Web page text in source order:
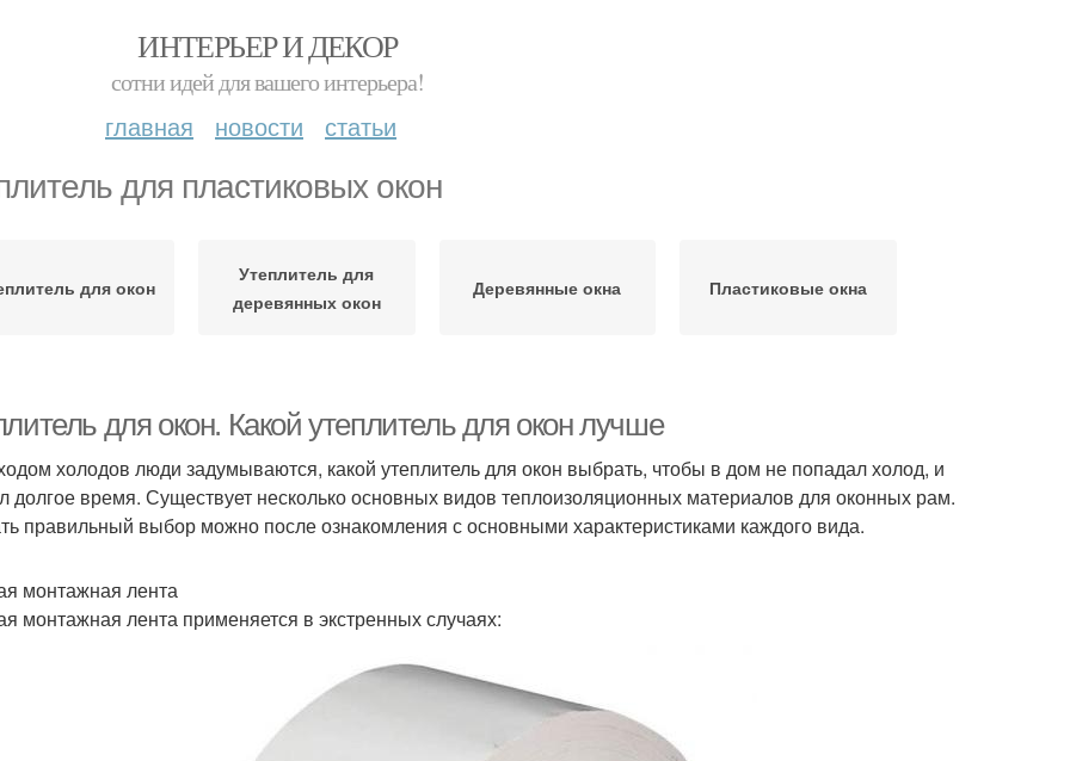
ИНТЕРЬЕР И ДЕКОР
сотни идей для вашего интерьера!
главная новости статьи
для пластиковых окон
для окон
Утеплитель для
деревянных окон
Деревянные окна Пластиковые окна
для окон. Какой утеплитель для окон лучше
холодов люди задумываются, какой утеплитель для окон выбрать, чтобы в дом не попадал холод, и
долгое время. Существует несколько основных видов теплоизоляционных материалов для оконных рам.
правильный выбор можно после ознакомления с основными характеристиками каждого вида.
монтажная лента
монтажная лента применяется в экстренных случаях: